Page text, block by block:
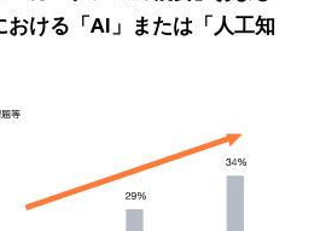
おける「AI」または「人工知